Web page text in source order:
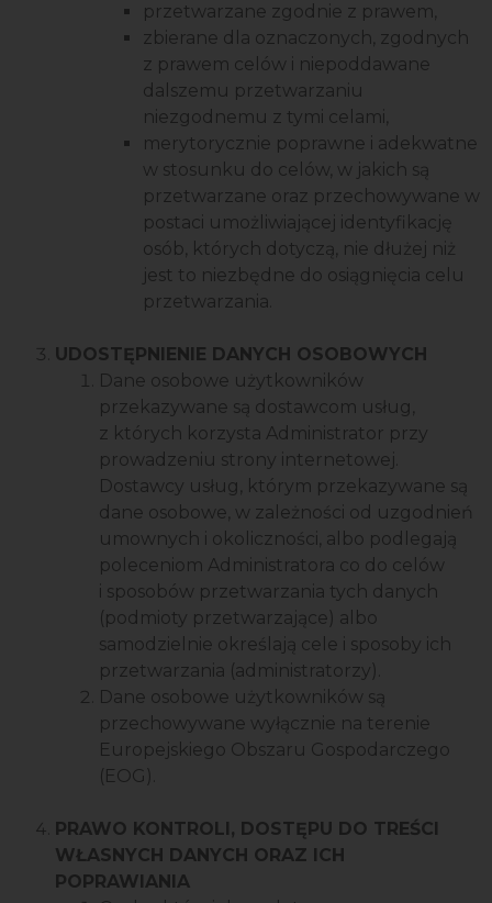
przetwarzane zgodnie z prawem,
zbierane dla oznaczonych, zgodnych
z prawem celów i niepoddawane
dalszemu przetwarzaniu
niezgodnemu z tymi celami,
merytorycznie poprawne i adekwatne
w stosunku do celów, w jakich są
przetwarzane oraz przechowywane w
postaci umożliwiającej identyfikację
osób, których dotyczą, nie dłużej niż
jest to niezbędne do osiągnięcia celu
przetwarzania.
UDOSTĘPNIENIE DANYCH OSOBOWYCH
Dane osobowe użytkowników
przekazywane są dostawcom usług,
z których korzysta Administrator przy
prowadzeniu strony internetowej.
Dostawcy usług, którym przekazywane są
dane osobowe, w zależności od uzgodnień
umownych i okoliczności, albo podlegają
poleceniom Administratora co do celów
i sposobów przetwarzania tych danych
(podmioty przetwarzające) albo
samodzielnie określają cele i sposoby ich
przetwarzania (administratorzy).
Dane osobowe użytkowników są
przechowywane wyłącznie na terenie
Europejskiego Obszaru Gospodarczego
(EOG).
PRAWO KONTROLI, DOSTĘPU DO TREŚCI
WŁASNYCH DANYCH ORAZ ICH
POPRAWIANIA